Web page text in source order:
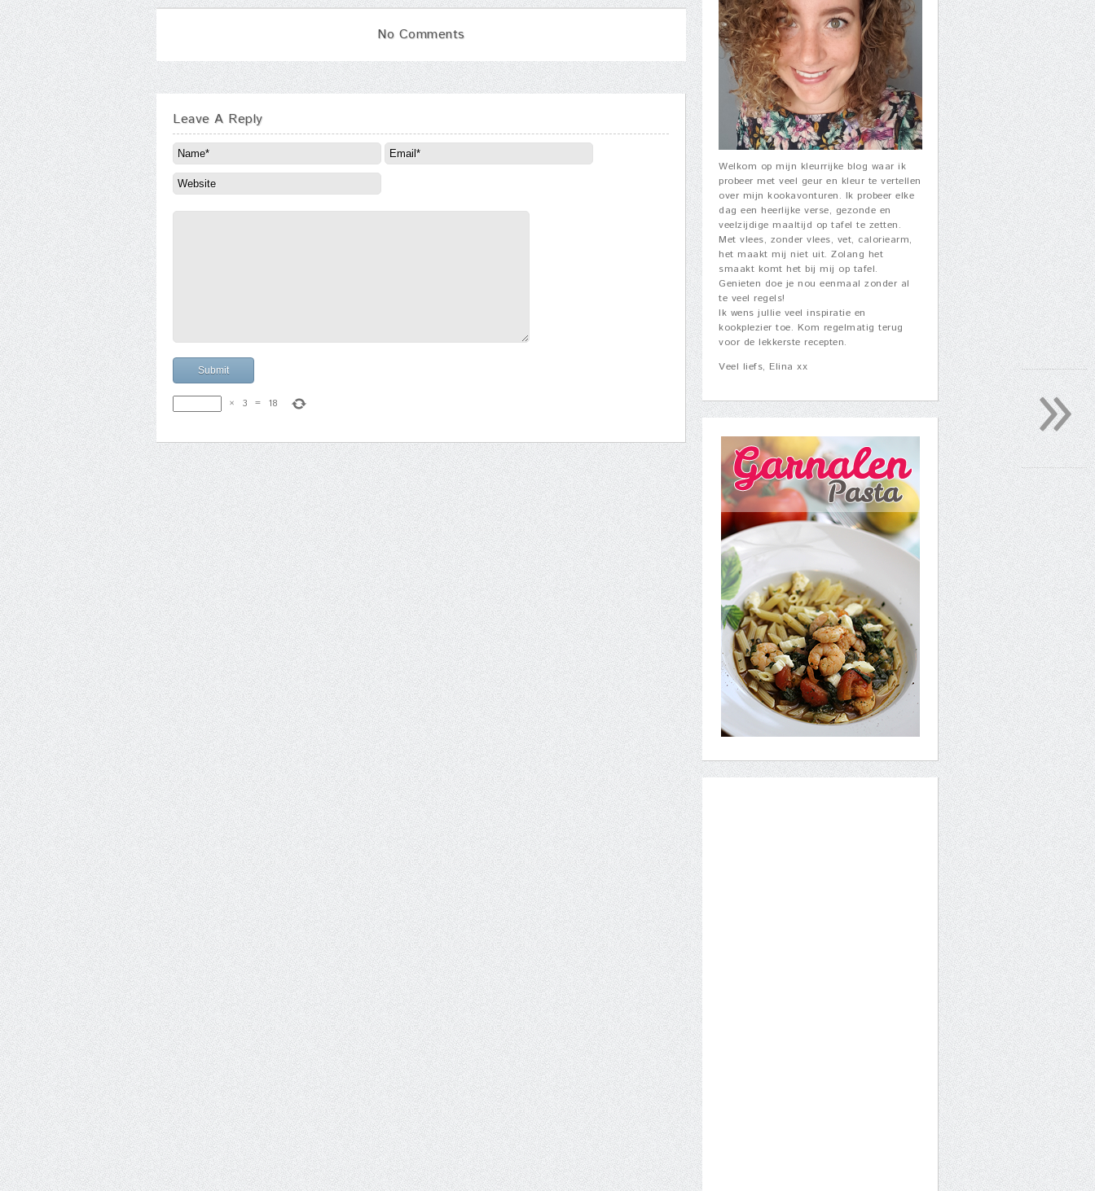
No Comments
Leave A Reply
× 3 = 18
Welkom op mijn kleurrijke blog waar ik
probeer met veel geur en kleur te vertellen
over mijn kookavonturen. Ik probeer elke
dag een heerlijke verse, gezonde en
veelzijdige maaltijd op tafel te zetten.
Met vlees, zonder vlees, vet, caloriearm,
het maakt mij niet uit. Zolang het
smaakt komt het bij mij op tafel.
Genieten doe je nou eenmaal zonder al
te veel regels!
Ik wens jullie veel inspiratie en
kookplezier toe. Kom regelmatig terug
voor de lekkerste recepten.
Veel liefs, Elina xx
»